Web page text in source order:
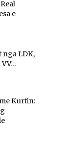
e
LDK,
Kurtin: